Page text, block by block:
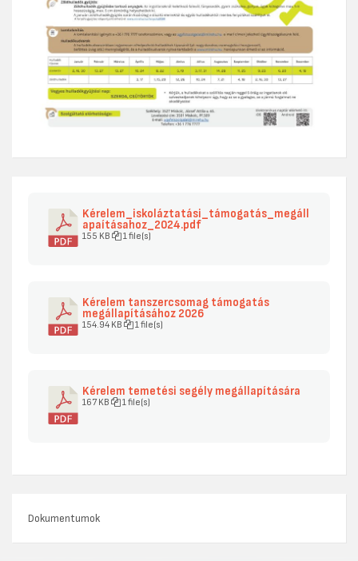
Kérelem_iskoláztatási_támogatás_megáll
apaításahoz_2024.pdf
155 KB 1 file(s)
Kérelem tanszercsomag támogatás
megállapításához 2026
154.94 KB 1 file(s)
Kérelem temetési segély megállapítására
167 KB 1 file(s)
Dokumentumok